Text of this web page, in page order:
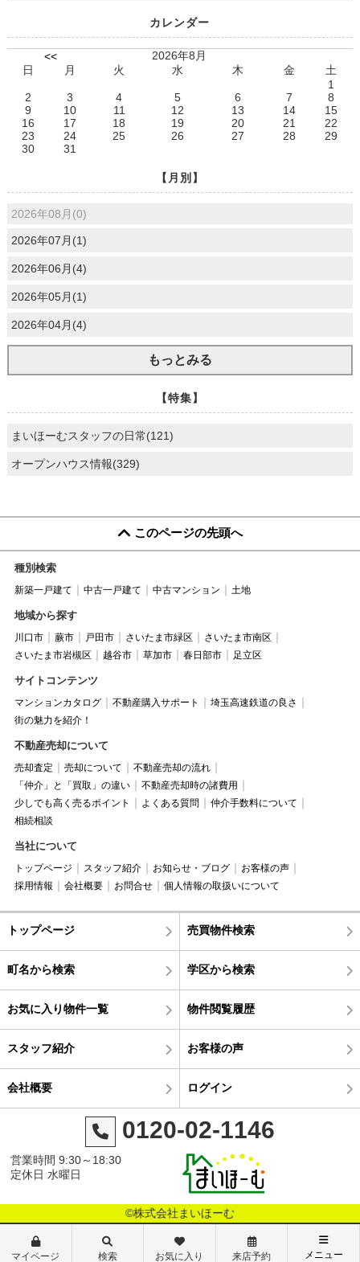
カレンダー
<<
2026年8月
日
月 火 水 木 金
土
1
2
3 4 5 6 7
8
9
10 11 12 13 14
15
16
17 18 19 20 21
22
23
24 25 26 27 28
29
30
31
【月別】
2026年08月(0)
2026年07月(1)
2026年06月(4)
2026年05月(1)
2026年04月(4)
もっとみる
【特集】
まいほーむスタッフの日常(121)
オープンハウス情報(329)
このページの先頭へ
種別検索
新築一戸建て 中古一戸建て 中古マンション 土地
地域から探す
川口市 蕨市 戸田市 さいたま市緑区
さいたま市南区
さいたま市岩槻区
越谷市 草加市 春日部市 足立区
サイトコンテンツ
マンションカタログ 不動産購入サポート
埼玉高速鉄道の良さ
街の魅力を紹介！
不動産売却について
売却査定 売却について
不動産売却の流れ
「仲介」と「買取」の違い
不動産売却時の諸費用
少しでも高く売るポイント
よくある質問
仲介手数料について
相続相談
当社について
トップページ スタッフ紹介 お知らせ・ブログ
お客様の声
採用情報
会社概要 お問合せ 個人情報の取扱いについて
トップページ 売買物件検索
町名から検索 学区から検索
お気に入り物件一覧 物件閲覧履歴
スタッフ紹介 お客様の声
会社概要 ログイン
0120-02-1146
営業時間 9:30～18:30
定休日 水曜日
©株式会社まいほーむ
マイページ 検索 お気に入り 来店予約 メニュー